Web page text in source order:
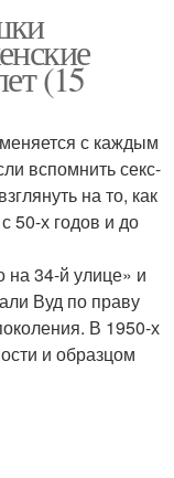
(15
с каждым
вспомнить секс-
на то, как
50-х годов и до
34-й улице» и
Вуд по праву
В 1950-х
и образцом